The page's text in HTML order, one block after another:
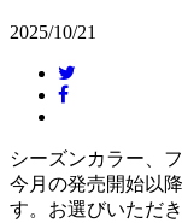
2025/10/21
シーズンカラー、
今月の発売開始以
す。お選びいただ